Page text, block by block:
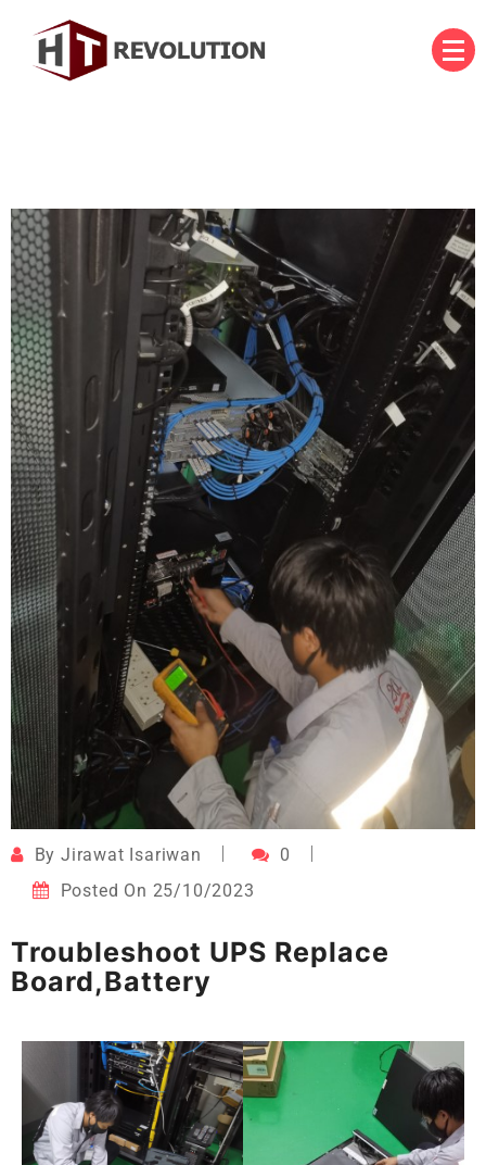
ByJirawat Isariwan
0
Posted On 25/10/2023
Troubleshoot UPS Replace
Board,Battery